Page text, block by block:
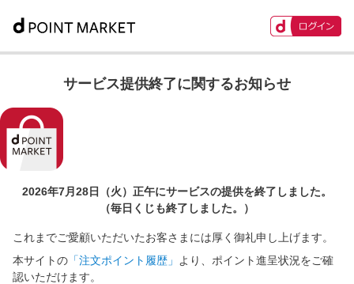
サービス提供終了に関するお知らせ
2026年7月28日（火）正午にサービスの提供を終了しました。
（毎日くじも終了しました。）
これまでご愛顧いただいたお客さまには厚く御礼申し上げます。
本サイトの 「注文ポイント履歴」
より、ポイント進呈状況をご確
認いただけます。